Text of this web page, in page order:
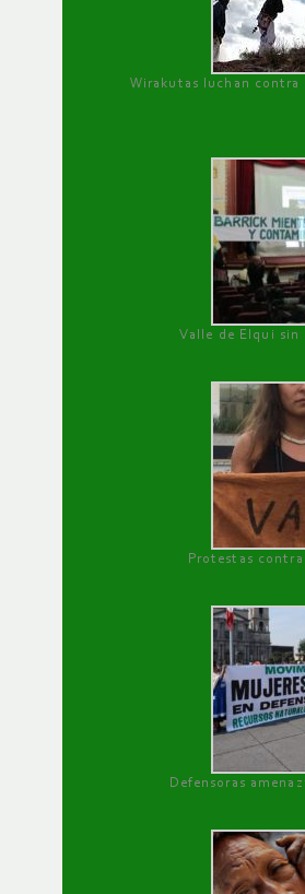
Wirakutas luchan contra
Valle de Elqui sin
Protestas contra
Defensoras